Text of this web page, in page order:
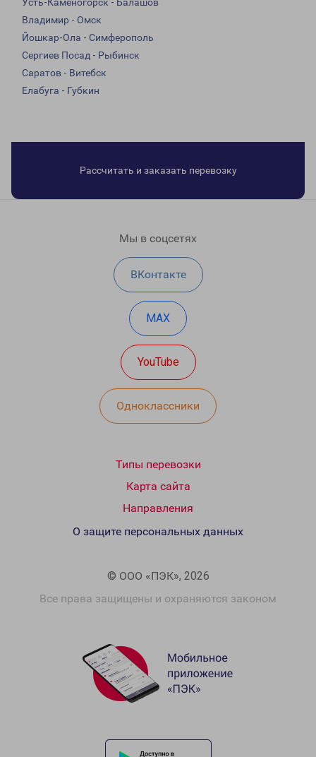
Усть-Каменогорск - Балашов
Владимир - Омск
Йошкар-Ола - Симферополь
Сергиев Посад - Рыбинск
Саратов - Витебск
Елабуга - Губкин
Рассчитать и заказать перевозку
Мы в соцсетях
ВКонтакте
MAX
YouTube
Одноклассники
Типы перевозки
Карта сайта
Направления
© ООО «ПЭК», 2026
Все права защищены и охраняются законом
О защите персональных данных